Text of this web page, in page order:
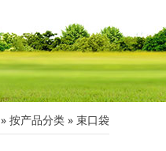
» 按产品分类 » 束口袋